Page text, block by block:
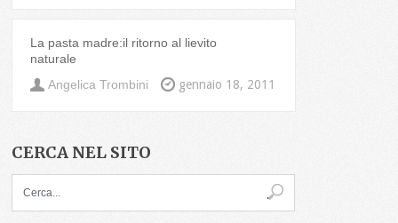
La pasta madre:il ritorno al lievito
naturale
Angelica Trombini
gennaio 18, 2011
CERCA NEL SITO